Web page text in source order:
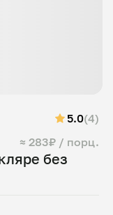
без
≈ 283₽ / порц.
5.0(4)